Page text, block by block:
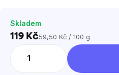
Skladem
119 KčMěrná
59,50 Kč / 100 g